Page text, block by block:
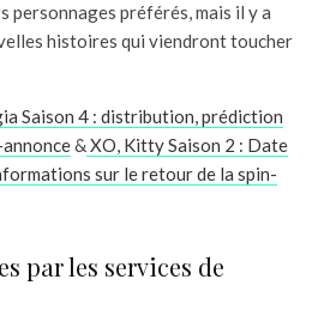
personnages préférés, mais il y a
histoires qui viendront toucher
Saison 4 : distribution, prédiction
&XO, Kitty Saison 2 : Date
sur le retour de la spin-
par les services de